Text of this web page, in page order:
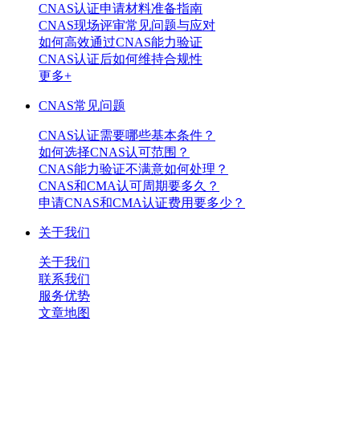
CNAS认证申请材料准备指南
CNAS现场评审常见问题与应对
如何高效通过CNAS能力验证
CNAS认证后如何维持合规性
更多+
CNAS常见问题
CNAS认证需要哪些基本条件？
如何选择CNAS认可范围？
CNAS能力验证不满意如何处理？
CNAS和CMA认可周期要多久？
申请CNAS和CMA认证费用要多少？
关于我们
关于我们
联系我们
服务优势
文章地图